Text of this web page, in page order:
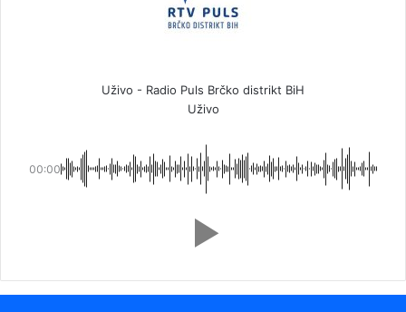
Uživo - Radio Puls Brčko distrikt BiH
Uživo
00:00